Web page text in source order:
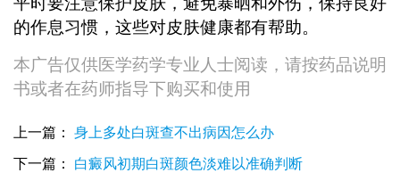
的作息习惯，这些对皮肤健康都有帮助。
本广告仅供医学药学专业人士阅读，请按药品说明
书或者在药师指导下购买和使用
上一篇： 身上多处白斑查不出病因怎么办
下一篇： 白癜风初期白斑颜色淡难以准确判断